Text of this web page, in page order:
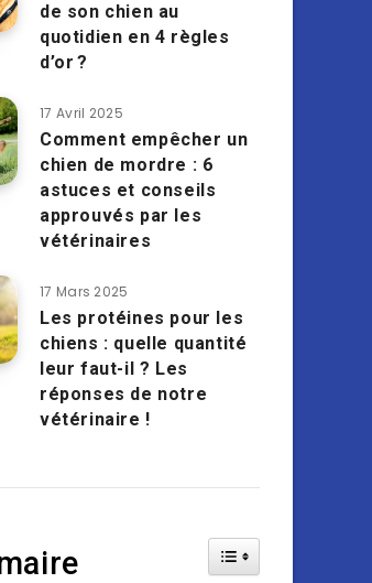
de son chien au
quotidien en 4 règles
d’or ?
17 Avril 2025
Comment empêcher un
chien de mordre : 6
astuces et conseils
approuvés par les
vétérinaires
17 Mars 2025
Les protéines pour les
chiens : quelle quantité
leur faut-il ? Les
réponses de notre
vétérinaire !
Toggle Table of